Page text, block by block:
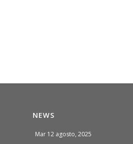
NEWS
Mar 12 agosto, 2025